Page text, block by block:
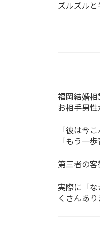
ズルズル
福岡結婚相
お相手男性
「彼は今
「もう一
第三者の客
実際に「
くさんあり